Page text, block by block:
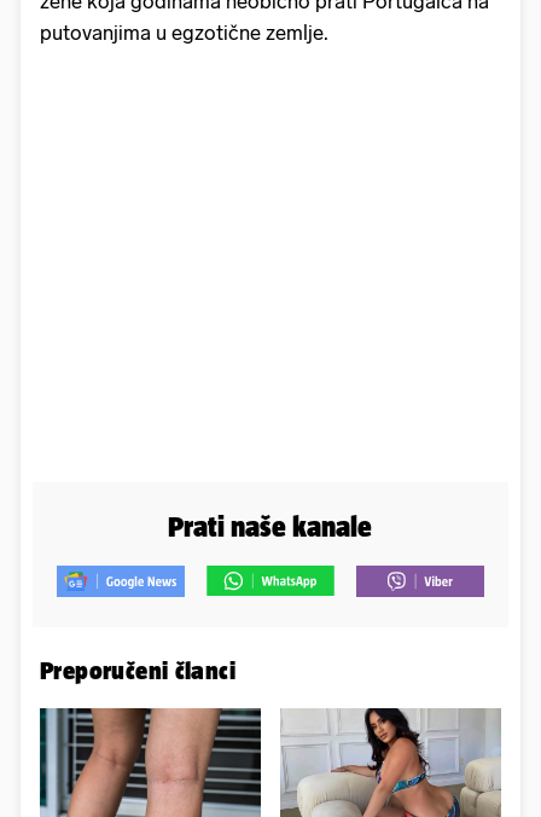
putovanjima u egzotične zemlje.
Prati naše kanale
Preporučeni članci